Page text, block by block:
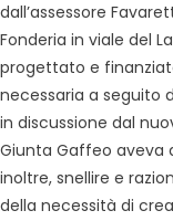
dall’assessore
Fonderia in viale del
progettato e
necessaria a seguito
in discussione dal
Giunta Gaffeo aveva
inoltre, snellire e
della necessità di